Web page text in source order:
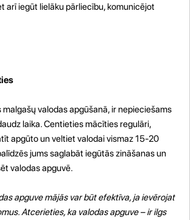
arī iegūt lielāku pārliecību, komunicējot
valodas apgūšanā, ir nepieciešams
laika. Centieties mācīties regulāri,
apgūto un veltiet valodai vismaz 15-20
jums saglabāt iegūtās zināšanas un
valodas apguvē.
apguve mājās var būt efektīva, ja ievērojat
Atcerieties, ka valodas apguve – ir ilgs